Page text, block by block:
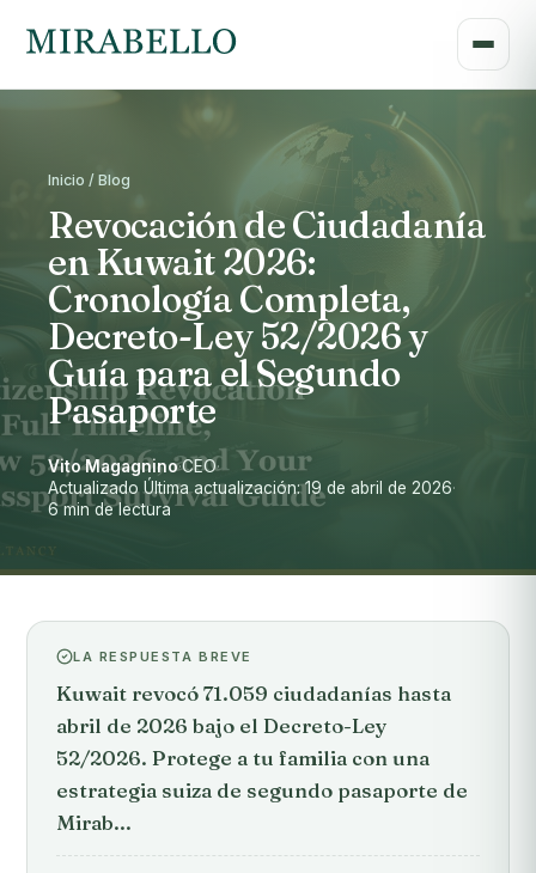
Inicio / Blog
Revocación de Ciudadanía
en Kuwait 2026:
Cronología Completa,
Decreto-Ley 52/2026 y
Guía para el Segundo
Pasaporte
Vito Magagnino·CEO·
Actualizado Última actualización: 19 de abril de 2026·
6 min de lectura
LA RESPUESTA BREVE
Kuwait revocó 71.059 ciudadanías hasta
abril de 2026 bajo el Decreto-Ley
52/2026. Protege a tu familia con una
estrategia suiza de segundo pasaporte de
Mirab...